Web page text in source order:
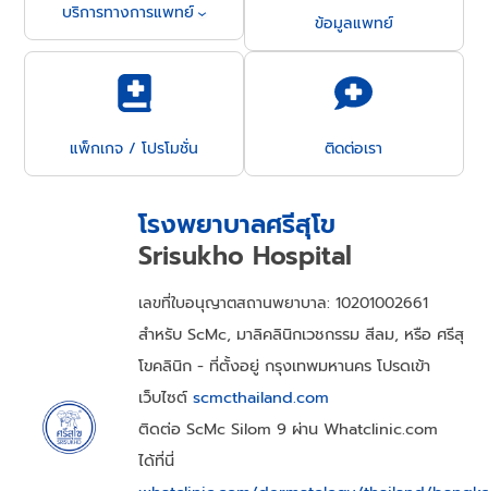
บริการทางการแพทย์ ข้อมูลแพทย์
แพ็กเกจ / โปรโมชั่น ติดต่อเรา
โรงพยาบาลศรีสุโข
Srisukho Hospital
เลขที่ใบอนุญาตสถานพยาบาล: 10201002661
สำหรับ ScMc, มาลิคลินิกเวชกรรม สีลม, หรือ ศรีสุ
โขคลินิก - ที่ตั้งอยู่ กรุงเทพมหานคร โปรดเข้า
เว็บไซต์ scmcthailand.com
ติดต่อ ScMc Silom 9 ผ่าน Whatclinic.com
ได้ที่นี่